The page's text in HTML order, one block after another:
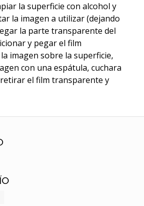
la superficie con alcohol y
la imagen a utilizar (dejando
la parte transparente del
y pegar el film
imagen sobre la superficie,
con una espátula, cuchara
el film transparente y